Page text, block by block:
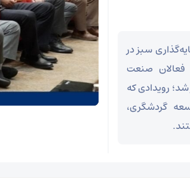
سبز در
فعالان صنعت
شد؛ رویدادی که
گردشگری،